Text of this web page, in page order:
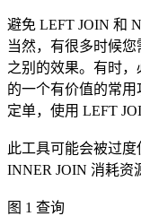
避免 LEFT JOIN 和
当然，有很多时候
之别的效果。有时
的一个有价值的常
定单，使用 LEFT
此工具可能会被过
INNER JOIN 消耗资
图 1 查询